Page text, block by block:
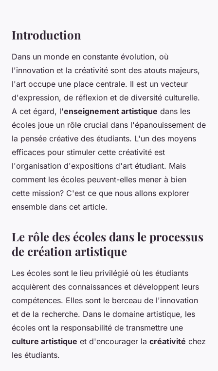
Introduction
Dans un monde en constante évolution, où
l'innovation et la créativité sont des atouts majeurs,
l'art occupe une place centrale. Il est un vecteur
d'expression, de réflexion et de diversité culturelle.
A cet égard, l'enseignement artistique dans les
écoles joue un rôle crucial dans l'épanouissement de
la pensée créative des étudiants. L'un des moyens
efficaces pour stimuler cette créativité est
l'organisation d'expositions d'art étudiant. Mais
comment les écoles peuvent-elles mener à bien
cette mission? C'est ce que nous allons explorer
ensemble dans cet article.
Le rôle des écoles dans le processus
de création artistique
Les écoles sont le lieu privilégié où les étudiants
acquièrent des connaissances et développent leurs
compétences. Elles sont le berceau de l'innovation
et de la recherche. Dans le domaine artistique, les
écoles ont la responsabilité de transmettre une
culture artistique et d'encourager la créativité chez
les étudiants.